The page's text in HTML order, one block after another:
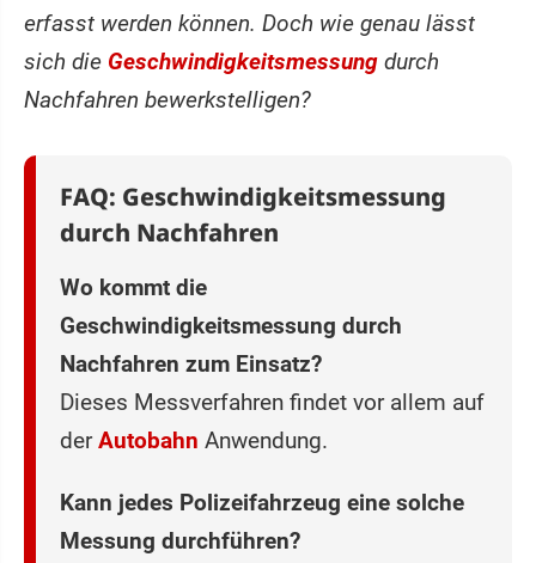
erfasst werden können. Doch wie genau lässt
sich die Geschwindigkeitsmessung durch
Nachfahren bewerkstelligen?
FAQ: Geschwindigkeitsmessung
durch Nachfahren
Wo kommt die
Geschwindigkeitsmessung durch
Nachfahren zum Einsatz?
Dieses Messverfahren findet vor allem auf
derAutobahn Anwendung.
Kann jedes Polizeifahrzeug eine solche
Messung durchführen?